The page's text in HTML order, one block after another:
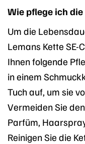
Wie pflege ich
Um die
Lemans Kette SE-
Ihnen folgende
in einem
Tuch auf, um sie
Vermeiden Sie
Parfüm,
Reinigen Sie die